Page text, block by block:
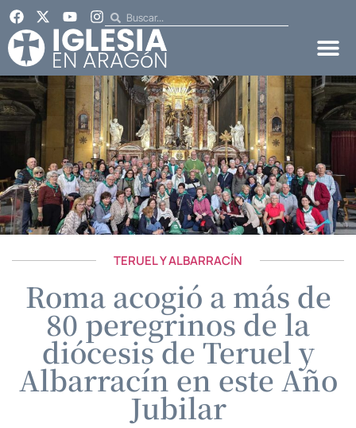
TERUEL Y ALBARRACÍN
Roma acogió a más de
80 peregrinos de la
diócesis de Teruel y
Albarracín en este Año
Jubilar